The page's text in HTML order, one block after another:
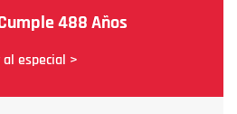
488 Años
al especial >